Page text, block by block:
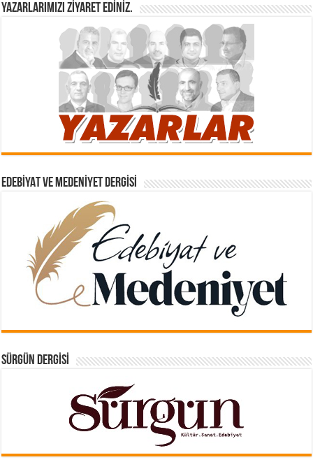
YAZARLARIMIZI ZIYARET EDINIZ.
EDEBIYAT VE MEDENIYET DERGISI
SÜRGÜN DERGISI